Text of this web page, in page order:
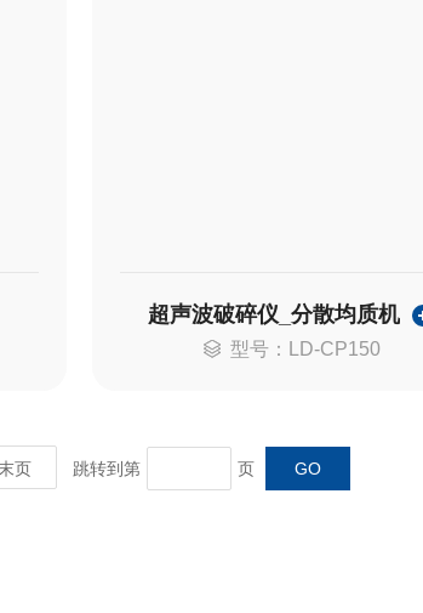
超声波破碎仪_分散均质机
型号：LD-CP150
页 跳转到第 页